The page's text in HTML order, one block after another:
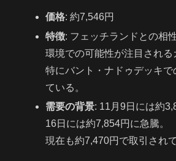
価格: 約7,546円
特徴: フェッチランドとの相
環境での可能性が注目される
特にバント・ナドゥデッキ
ている。
需要の背景: 11月9日には約
16日には約7,854円に急騰。
現在も約7,470円で取引されて